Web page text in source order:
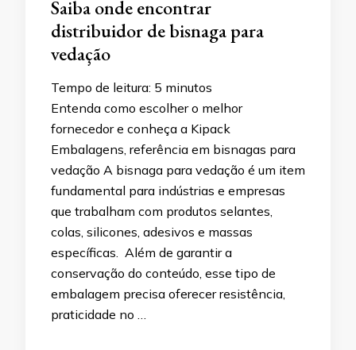
Saiba onde encontrar
distribuidor de bisnaga para
vedação
Tempo de leitura: 5 minutos
Entenda como escolher o melhor
fornecedor e conheça a Kipack
Embalagens, referência em bisnagas para
vedação A bisnaga para vedação é um item
fundamental para indústrias e empresas
que trabalham com produtos selantes,
colas, silicones, adesivos e massas
específicas. Além de garantir a
conservação do conteúdo, esse tipo de
embalagem precisa oferecer resistência,
praticidade no …